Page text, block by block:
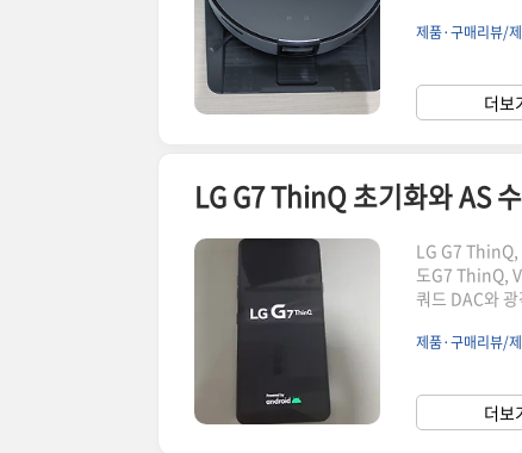
전 물걸레 청소
았습니다. 이
물걸레 세척
제품·구매리뷰/
더보
LG G7 ThinQ 초기화와 AS
LG G7 ThinQ,
도G7 ThinQ,
쿼드 DAC와
에서휴대폰 점
합니다.서비스
명과 색상에
제품·구매리뷰/
더보